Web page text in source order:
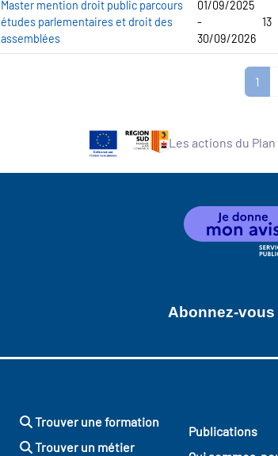
Master mention droit public parcours
études parlementaires et droit des
assemblées
01/09/2025
-
30/09/2026
13
1
Les actions du
Abonnez-vous
Trouver une formation
Trouver un métier
Publications